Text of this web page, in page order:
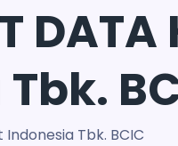
DATA
Indonesia Tbk. BCIC